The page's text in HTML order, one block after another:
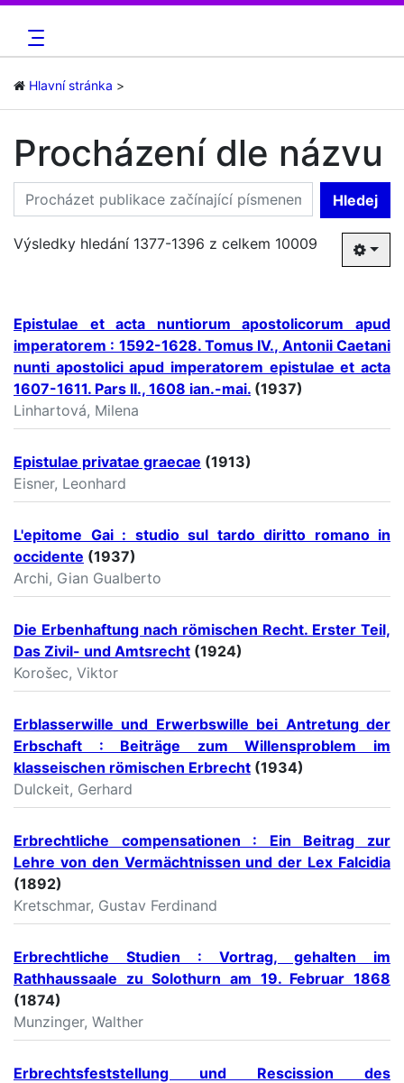
Hlavní stránka
Procházení dle názvu
Hledej
Výsledky hledání 1377-1396 z celkem 10009
Epistulae et acta nuntiorum apostolicorum apud
imperatorem : 1592-1628. Tomus IV., Antonii Caetani
nunti apostolici apud imperatorem epistulae et acta
1607-1611. Pars II., 1608 ian.-mai. (1937)
Linhartová, Milena
Epistulae privatae graecae (1913)
Eisner, Leonhard
L'epitome Gai : studio sul tardo diritto romano in
occidente (1937)
Archi, Gian Gualberto
Die Erbenhaftung nach römischen Recht. Erster Teil,
Das Zivil- und Amtsrecht (1924)
Korošec, Viktor
Erblasserwille und Erwerbswille bei Antretung der
Erbschaft : Beiträge zum Willensproblem im
klasseischen römischen Erbrecht (1934)
Dulckeit, Gerhard
Erbrechtliche compensationen : Ein Beitrag zur
Lehre von den Vermächtnissen und der Lex Falcidia
(1892)
Kretschmar, Gustav Ferdinand
Erbrechtliche Studien : Vortrag, gehalten im
Rathhaussaale zu Solothurn am 19. Februar 1868
(1874)
Munzinger, Walther
Erbrechtsfeststellung und Rescission des